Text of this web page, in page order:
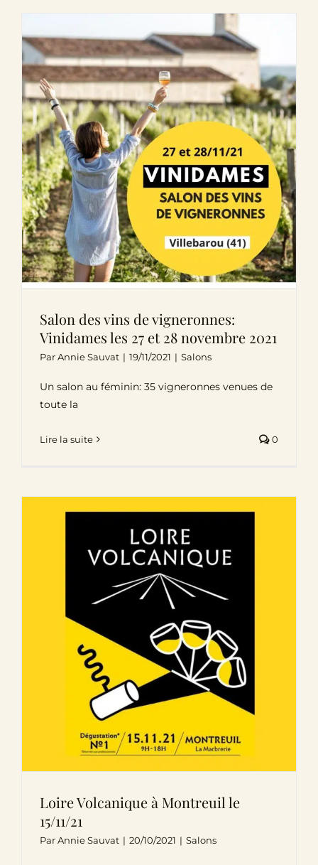
Salon des vins de vigneronnes:
Vinidames les 27 et 28 novembre 2021
ParAnnie Sauvat | 19/11/2021 | Salons
Un salon au féminin: 35 vigneronnes venues de
toute la
Lire la suite 0
Loire Volcanique à Montreuil le
15/11/21
ParAnnie Sauvat | 20/10/2021 | Salons